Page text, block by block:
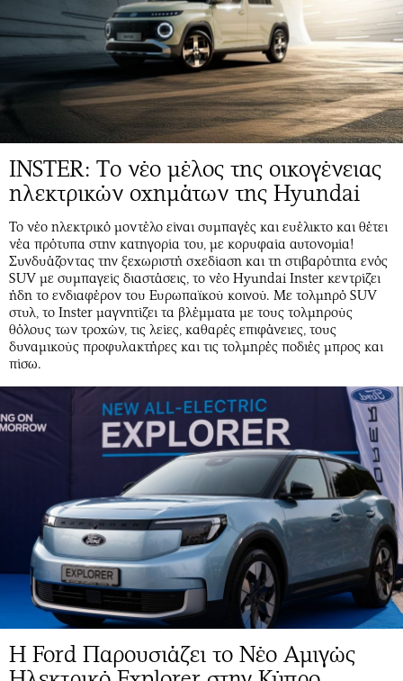
INSTER: Tο νέο μέλος της οικογένειας
ηλεκτρικών οχημάτων της Hyundai
Το νέο ηλεκτρικό μοντέλο είναι συμπαγές και ευέλικτο και θέτει
νέα πρότυπα στην κατηγορία του, με κορυφαία αυτονομία!
Συνδυάζοντας την ξεχωριστή σχεδίαση και τη στιβαρότητα ενός
SUV με συμπαγείς διαστάσεις, το νέο Hyundai Inster κεντρίζει
ήδη το ενδιαφέρον του Ευρωπαϊκού κοινού. Με τολμηρό SUV
στυλ, το Inster μαγνητίζει τα βλέμματα με τους τολμηρούς
θόλους των τροχών, τις λείες, καθαρές επιφάνειες, τους
δυναμικούς προφυλακτήρες και τις τολμηρές ποδιές μπρος και
πίσω.
Η Ford Παρουσιάζει το Νέο Αμιγώς